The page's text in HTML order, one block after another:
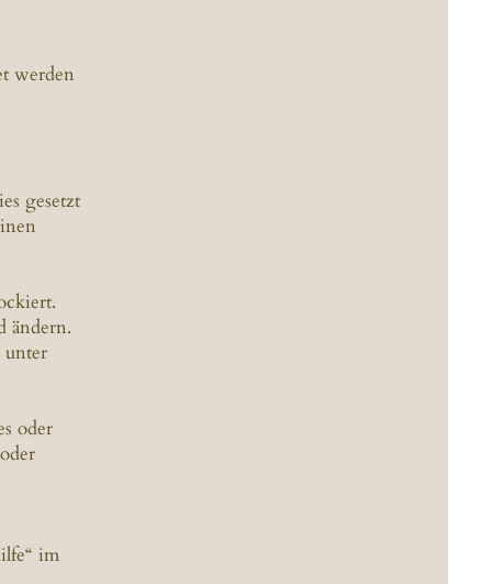
werden
gesetzt
ändern.
unter
oder
im